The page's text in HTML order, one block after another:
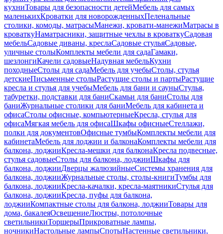
кухниТовары для безопасности детейМебель для самых
маленькихКроватки для новорожденныхПеленальные
столики, комоды, матрасыМанежи, кровати-манежиМатрасы в
кроваткуНаматрасники, защитные чехлы в кроваткуСадовая
мебельСадовые диваны, креслаСадовые стульяСадовые,
уличные столыКомплекты мебели для садаГамаки,
шезлонгиКачели садовыеНадувная мебельКухни
походныеСтолы для садаМебель для учебыСтолы, стулья
детскиеПисьменные столыРастущие столы и партыРастущие
кресла и стулья для учебыМебель для бани и сауныСтулья,
табуретки, подставки для баниСкамьи для баниСтолы для
баниЖурнальные столики для баниМебель для кабинета и
офисаСтолы офисные, компьютерныеКресла, стулья для
офисаМягкая мебель для офисаШкафы офисныеСтеллажи,
полки для документовОфисные тумбыКомплекты мебели для
кабинетаМебель для лоджии и балконаКомплекты мебели для
балкона, лоджииКресла-мешки для балконаКресла подвесные,
стулья садовыеСтолы для балкона, лоджииШкафы для
балкона, лоджииДверцы жалюзийныеСистемы хранения для
балкона, лоджииЖурнальные столы, столы-книгиТумбы для
балкона, лоджииКресла-качалки, кресла-маятникиСтулья для
балкона, лоджииКресла, пуфы для балкона,
лоджииКомпактные столы для балкона, лоджииТовары для
дома, бакалеяОсвещениеЛюстры, потолочные
светильникиТоршерыПрикроватные лампы,
ночникиНастольные лампыСпотыНастенные светильники,